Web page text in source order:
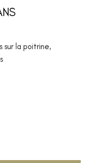
sur la poitrine,